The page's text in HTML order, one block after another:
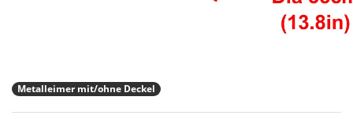
Metalleimer mit/ohne Deckel